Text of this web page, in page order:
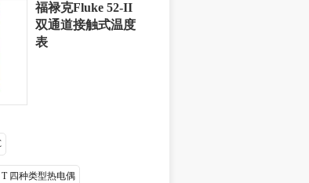
福禄克Fluke 52-II
双通道接触式温度
表
四种类型热电偶